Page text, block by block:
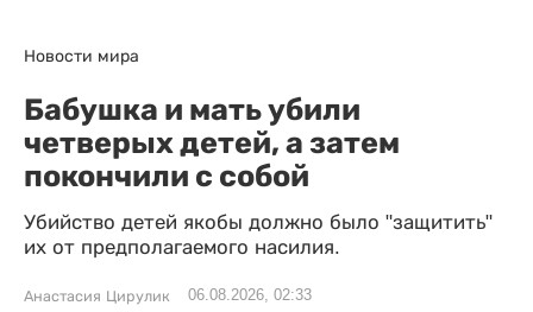
Новости мира
Бабушка и мать убили
четверых детей, а затем
покончили с собой
Убийство детей якобы должно было "защитить"
их от предполагаемого насилия.
Анастасия Цирулик 06.08.2026, 02:33